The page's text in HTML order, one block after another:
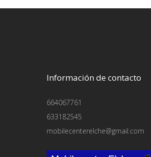
Información de contacto
664067761
633182545
mobilecenterelche@gmail.com